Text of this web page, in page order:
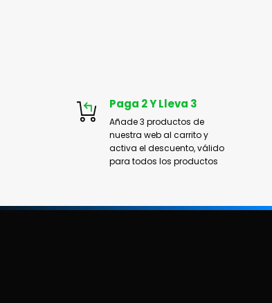
Paga 2 Y Lleva 3
Añade 3 productos de
nuestra web al carrito y
activa el descuento, válido
para todos los productos